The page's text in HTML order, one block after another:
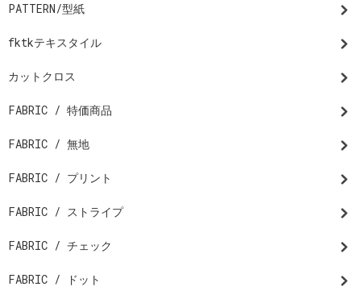
PATTERN/型紙
fktkテキスタイル
カットクロス
FABRIC / 特価商品
FABRIC / 無地
FABRIC / プリント
FABRIC / ストライプ
FABRIC / チェック
FABRIC / ドット